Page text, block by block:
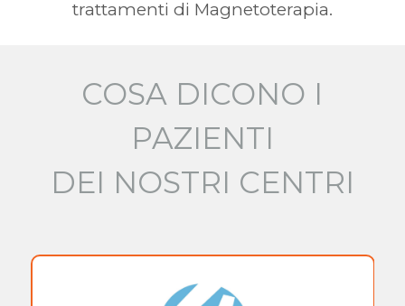
trattamenti di Magnetoterapia.
COSA DICONO I
PAZIENTI
DEI NOSTRI CENTRI